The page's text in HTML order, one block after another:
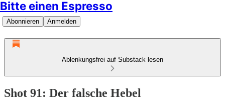
Bitte einen Espresso
Abonnieren Anmelden
Ablenkungsfrei auf Substack lesen
Shot 91: Der falsche Hebel